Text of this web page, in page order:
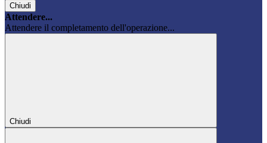
Chiudi
Attendere...
Attendere il completamento dell'operazione...
Chiudi